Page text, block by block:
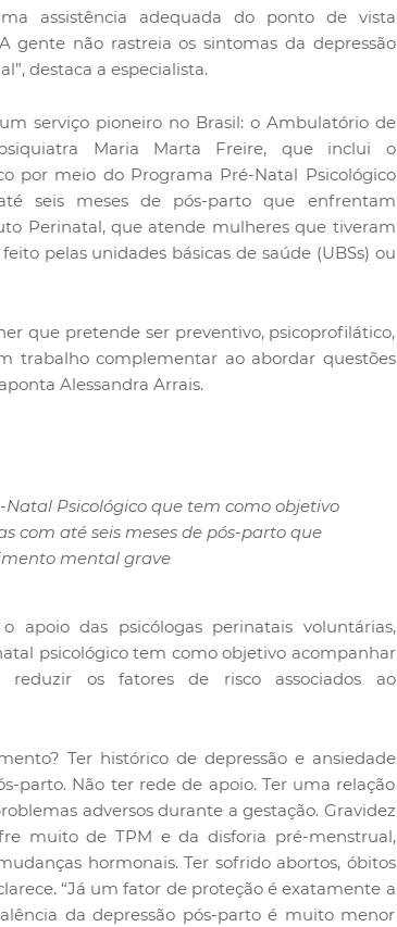
assistência adequada do ponto de vista
gente não rastreia os sintomas da depressão
destaca a especialista.
serviço pioneiro no Brasil: o Ambulatório de
Maria Marta Freire, que inclui o
por meio do Programa Pré-Natal Psicológico
seis meses de pós-parto que enfrentam
Perinatal, que atende mulheres que tiveram
pelas unidades básicas de saúde (UBSs) ou
que pretende ser preventivo, psicoprofilático,
trabalho complementar ao abordar questões
Alessandra Arrais.
Psicológico que tem como objetivo
com até seis meses de pós-parto que
mental grave
apoio das psicólogas perinatais voluntárias,
psicológico tem como objetivo acompanhar
os fatores de risco associados ao
Ter histórico de depressão e ansiedade
parto. Não ter rede de apoio. Ter uma relação
adversos durante a gestação. Gravidez
muito de TPM e da disforia pré-menstrual,
hormonais. Ter sofrido abortos, óbitos
“Já um fator de proteção é exatamente a
da depressão pós-parto é muito menor